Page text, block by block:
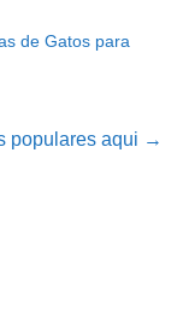
de Gatos para
populares aqui →